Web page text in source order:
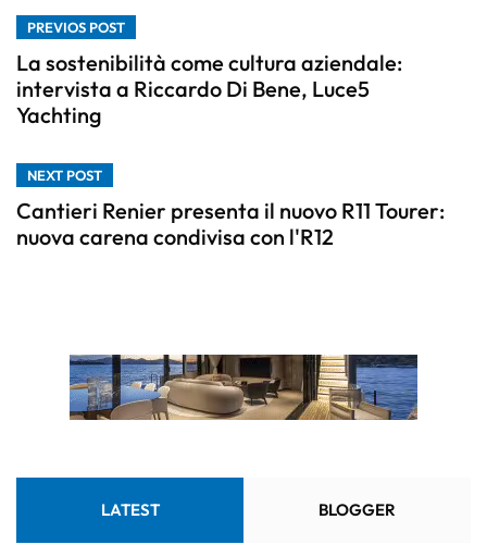
PREVIOS POST
La sostenibilità come cultura aziendale:
intervista a Riccardo Di Bene, Luce5
Yachting
NEXT POST
Cantieri Renier presenta il nuovo R11 Tourer:
nuova carena condivisa con l'R12
LATEST BLOGGER